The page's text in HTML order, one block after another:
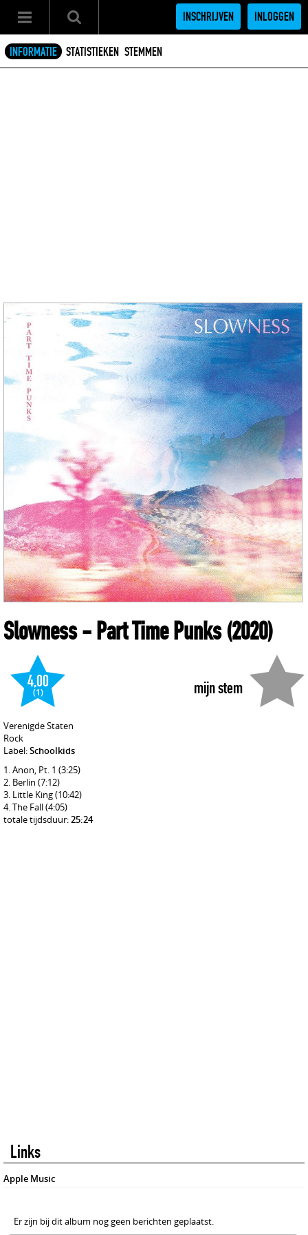
INSCHRIJVEN INLOGGEN
INFORMATIE STATISTIEKEN STEMMEN
Slowness- Part Time Punks(2020)
mijn stem
4,00
(1)
Verenigde Staten
Rock
Label:Schoolkids
Anon, Pt. 1 (3:25)
Berlin (7:12)
Little King(10:42)
The Fall(4:05)
totale tijdsduur:25:24
Links
Apple Music
Er zijn bij dit album nog geen berichten geplaatst.